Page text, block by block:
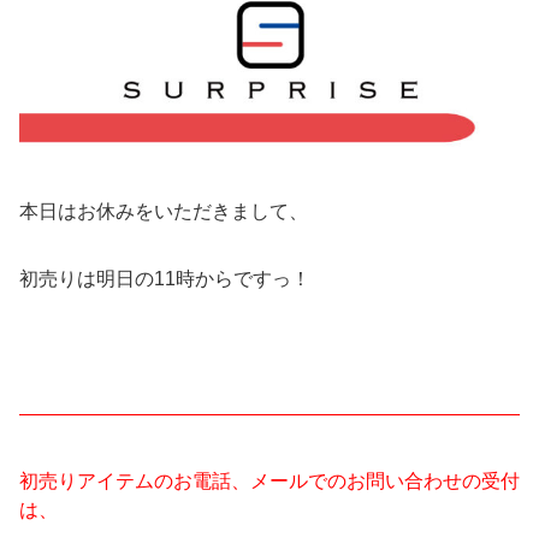
本日はお休みをいただきまして、
初売りは明日の11時からですっ！
——————————————————————————
初売りアイテムのお電話、メールでのお問い合わせの受付
は、